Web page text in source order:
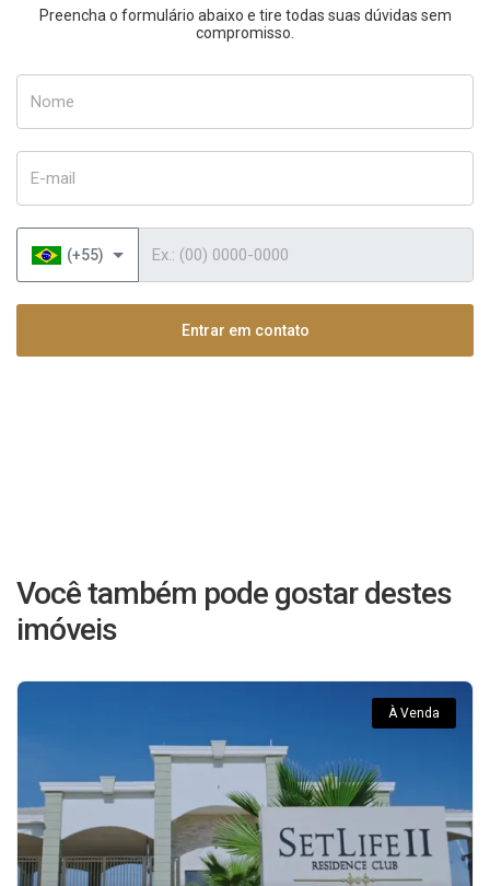
Preencha o formulário abaixo e tire todas suas dúvidas sem
compromisso.
(+55)
Entrar em contato
Você também pode gostar destes
imóveis
À Venda